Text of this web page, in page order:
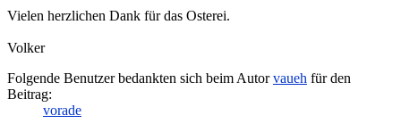
Vielen herzlichen Dank für das Osterei.
Volker
Folgende Benutzer bedankten sich beim Autorvaueh für den
Beitrag:
vorade